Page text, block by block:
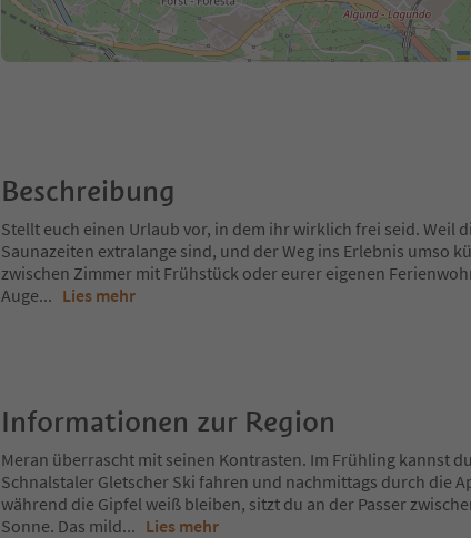
Beschreibung
Stellt euch einen Urlaub vor, in dem ihr wirklich frei seid. Weil
Saunazeiten extralange sind, und der Weg ins Erlebnis umso
zwischen Zimmer mit Frühstück oder eurer eigenen
Auge... Lies mehr
Informationen zur Region
Meran überrascht mit seinen Kontrasten. Im Frühling kannst
Schnalstaler Gletscher Ski fahren und nachmittags durch die
während die Gipfel weiß bleiben, sitzt du an der Passer
Sonne. Das mild... Lies mehr